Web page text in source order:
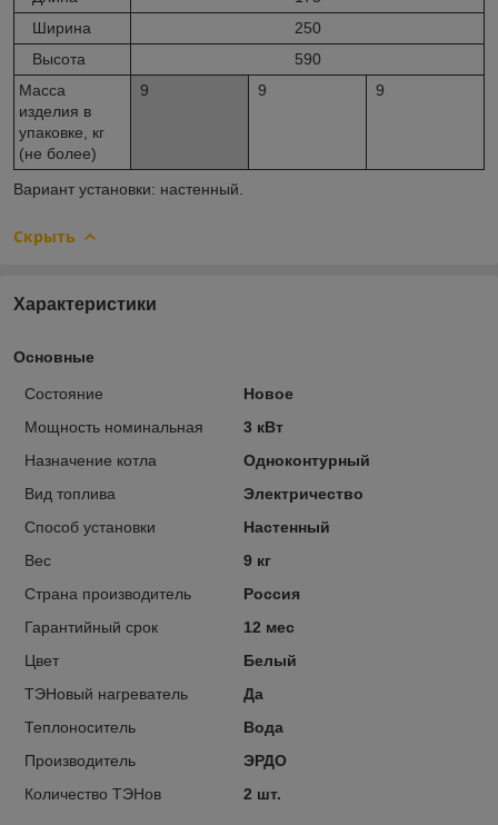
Ширина
250
Высота
590
Масса
изделия в
упаковке, кг
(не более)
9 9 9
Вариант установки: настенный.
Скрыть
Характеристики
Основные
Состояние
Новое
Мощность номинальная
3 кВт
Назначение котла
Одноконтурный
Вид топлива
Электричество
Способ установки
Настенный
Вес
9 кг
Страна производитель
Россия
Гарантийный срок
12 мес
Цвет
Белый
ТЭНовый нагреватель
Да
Теплоноситель
Вода
Производитель
ЭРДО
Количество ТЭНов
2 шт.